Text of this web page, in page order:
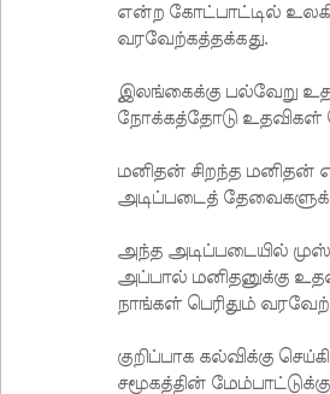
என்ற கோட்பாட்டில்
வரவேற்கத்தக்கது.
இலங்கைக்கு பல்வேறு
நோக்கத்தோடு உதவிகள்
மனிதன் சிறந்த மனிதன்
அடிப்படைத்
அந்த அடிப்படையில்
அப்பால் மனிதனுக்கு
நாங்கள் பெரிதும்
குறிப்பாக கல்விக்கு
சமூகத்தின்